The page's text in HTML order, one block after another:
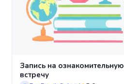
Запись на ознакомительную
встречу